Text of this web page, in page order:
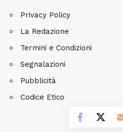
Privacy Policy
La Redazione
Termini e Condizioni
Segnalazioni
Pubblicità
Codice Etico